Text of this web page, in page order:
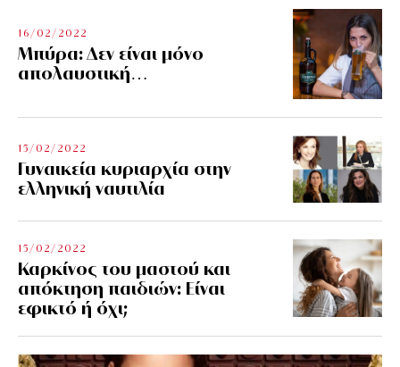
16/02/2022
Μπύρα: Δεν είναι μόνο
απολαυστική…
15/02/2022
Γυναικεία κυριαρχία στην
ελληνική ναυτιλία
15/02/2022
Καρκίνος του μαστού και
απόκτηση παιδιών: Είναι
εφικτό ή όχι;